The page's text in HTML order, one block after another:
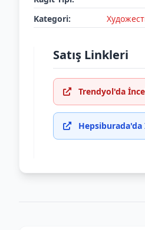
Kategori:
Satış Linkleri
Trendyol'da
Hepsiburada'da